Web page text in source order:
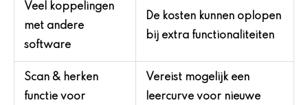
Veel koppelingen
met andere
software
De kosten kunnen oplopen
bij extra functionaliteiten
Scan & herken
functie voor
Vereist mogelijk een
leercurve voor nieuwe